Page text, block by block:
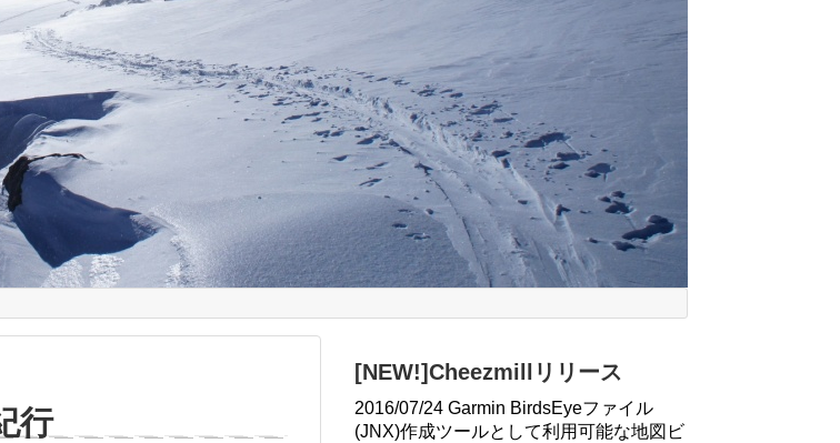
行
[NEW!]Cheezmillリリース
2016/07/24 Garmin BirdsEyeファイル
(JNX)作成ツールとして利用可能な地図ビ